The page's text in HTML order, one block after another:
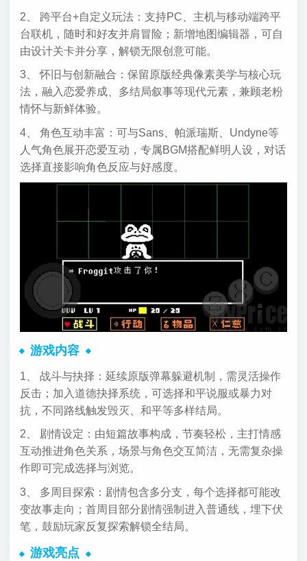
2、 跨平台+自定义玩法：支持PC、主机与移动端跨平
台联机，随时和好友并肩冒险；新增地图编辑器，可自
由设计关卡并分享，解锁无限创意可能。
3、 怀旧与创新融合：保留原版经典像素美学与核心玩
法，融入恋爱养成、多结局叙事等现代元素，兼顾老粉
情怀与新鲜体验。
4、 角色互动丰富：可与Sans、帕派瑞斯、Undyne等
人气角色展开恋爱互动，专属BGM搭配鲜明人设，对话
选择直接影响角色反应与好感度。
游戏内容
1、 战斗与抉择：延续原版弹幕躲避机制，需灵活操作
反击；加入道德抉择系统，可选择和平说服或暴力对
抗，不同路线触发毁灭、和平等多样结局。
2、 剧情设定：由短篇故事构成，节奏轻松，主打情感
互动推进角色关系，场景与角色交互简洁，无需复杂操
作即可完成选择与浏览。
3、 多周目探索：剧情包含多分支，每个选择都可能改
变故事走向；首周目部分剧情强制进入普通线，埋下伏
笔，鼓励玩家反复探索解锁全结局。
游戏亮点